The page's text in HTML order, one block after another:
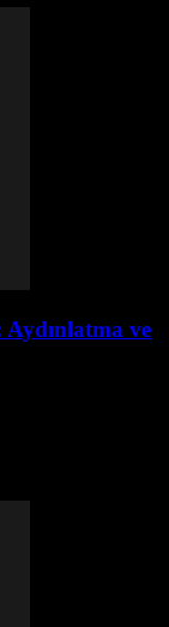
ve